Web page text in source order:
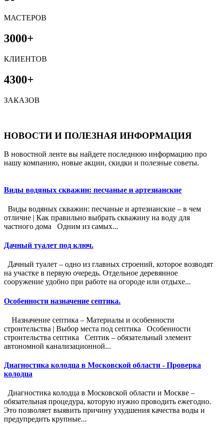
МАСТЕРОВ
3000+
КЛИЕНТОВ
4300+
ЗАКАЗОВ
НОВОСТИ И ПОЛЕЗНАЯ ИНФОРМАЦИЯ
В новостной ленте вы найдете последнюю информацию про
нашу компанию, новые акции, скидки и полезные советы.
Виды водяных скважин: песчаные и артезианские
Виды водяных скважин: песчаные и артезианские – в чем
отличие | Как правильно выбрать скважину на воду для
частного дома Одним из самых...
Дачный туалет под ключ.
Дачный туалет – одно из главных строений, которое возводят
на участке в первую очередь. Отдельное деревянное
сооружение удобно при работе на огороде или отдыхе...
Особенности назначение септика.
Назначение септика – Материалы и особенности
строительства | Выбор места под септика Особенности
строительства септика Септик – обязательный элемент
автономной канализационной...
Диагностика колодца в Московской области - Проверка
колодца
Диагностика колодца в Московской области и Москве –
обязательная процедура, которую нужно проводить ежегодно.
Это позволяет выявить причину ухудшения качества воды и
предупредить крупные...